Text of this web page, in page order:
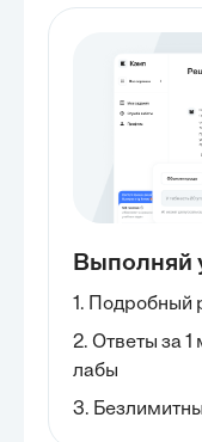
Выполняй
1. Подробный
2. Ответы за
лабы
3.